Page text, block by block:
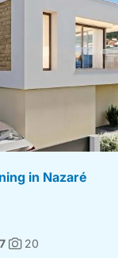
in Nazaré
Foto's:
20